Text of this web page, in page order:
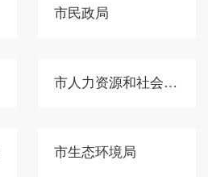
市民政局
市人力资源和社会保障局
市生态环境局